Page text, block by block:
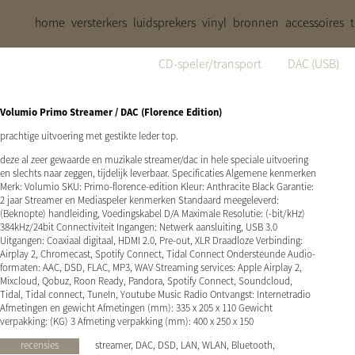
home versterkers luidsprekers vinyl bronnen accessoires
CD-speler/transport DAC (USB)
Volumio Primo Streamer / DAC (Florence Edition)
prachtige uitvoering met gestikte leder top.
deze al zeer gewaarde en muzikale streamer/dac in hele speciale uitvoering
en slechts naar zeggen, tijdelijk leverbaar. Specificaties Algemene kenmerken
Merk: Volumio SKU: Primo-florence-edition Kleur: Anthracite Black Garantie:
2 jaar Streamer en Mediaspeler kenmerken Standaard meegeleverd:
(Beknopte) handleiding, Voedingskabel D/A Maximale Resolutie: (-bit/kHz)
384kHz/24bit Connectiviteit Ingangen: Netwerk aansluiting, USB 3.0
Uitgangen: Coaxiaal digitaal, HDMI 2.0, Pre-out, XLR Draadloze Verbinding:
Airplay 2, Chromecast, Spotify Connect, Tidal Connect Ondersteunde Audio-
formaten: AAC, DSD, FLAC, MP3, WAV Streaming services: Apple Airplay 2,
Mixcloud, Qobuz, Roon Ready, Pandora, Spotify Connect, Soundcloud,
Tidal, Tidal connect, TuneIn, Youtube Music Radio Ontvangst: Internetradio
Afmetingen en gewicht Afmetingen (mm): 335 x 205 x 110 Gewicht
verpakking: (KG) 3 Afmeting verpakking (mm): 400 x 250 x 150
recensies
streamer, DAC, DSD, LAN, WLAN, Bluetooth,